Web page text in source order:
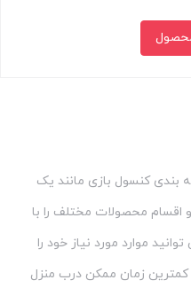
بندی کنسول بازی مانند یک
اقسام محصولات مختلف را با
موارد مورد نیاز خود را
زمان ممکن درب منزل